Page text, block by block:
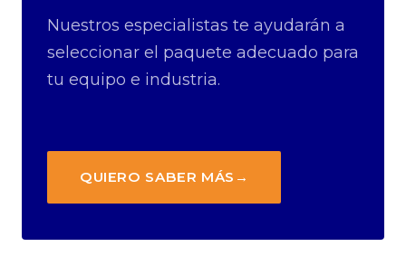
Nuestros especialistas te ayudarán a
seleccionar el paquete adecuado para
tu equipo e industria.
QUIERO SABER MÁS →